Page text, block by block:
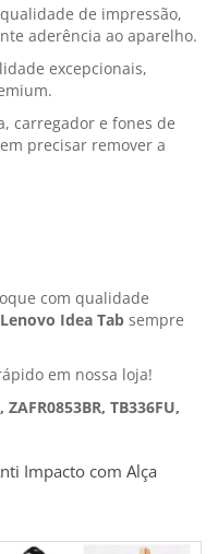
de impressão,
aderência ao aparelho.
excepcionais,
carregador e fones de
precisar remover a
com qualidade
Lenovo Idea Tab sempre
em nossa loja!
TB336FU,
Impacto com Alça